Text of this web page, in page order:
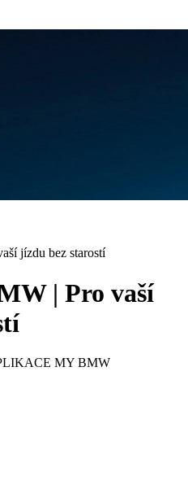
jízdu bez starostí
| Pro vaší